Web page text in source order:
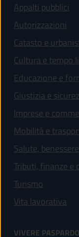
Appalti pubblici
Autorizzazioni
Catasto e
Cultura e tempo
Educazione e
Giustizia e
Imprese e
Mobilità e
Salute,
Tributi, finanze
Turismo
Vita lavorativa
VIVERE PASPARDO